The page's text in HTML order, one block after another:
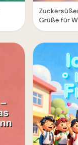
Grüße für